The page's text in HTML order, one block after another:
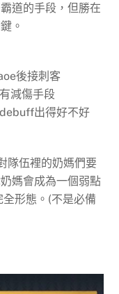
道的手段，但勝在
。
後接刺客
減傷手段
出得好不好
隊伍裡的奶媽們要
媽會成為一個弱點
形態。(不是必備